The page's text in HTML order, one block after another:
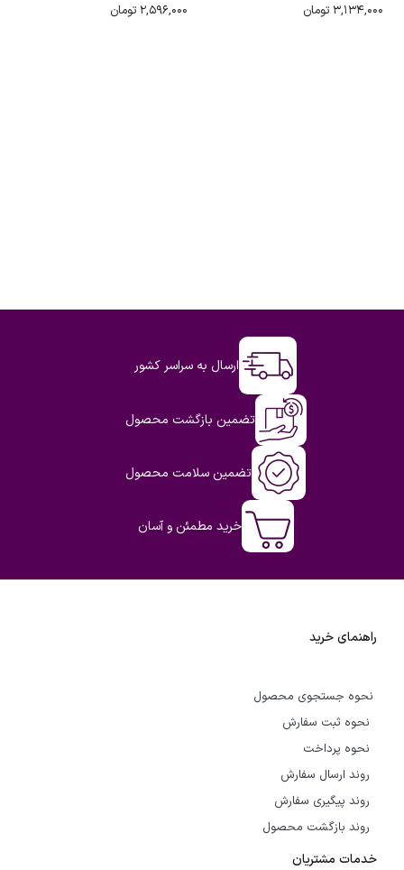
3,134,000 تومان 2,596,000 تومان
ارسال به سراسر کشور
تضمین بازگشت محصول
تضمین سلامت محصول
خرید مطمئن و آسان
راهنمای خرید
نحوه جستجوی محصول
نحوه ثبت سفارش
نحوه پرداخت
روند ارسال سفارش
روند پیگیری سفارش
روند بازگشت محصول
خدمات مشتریان